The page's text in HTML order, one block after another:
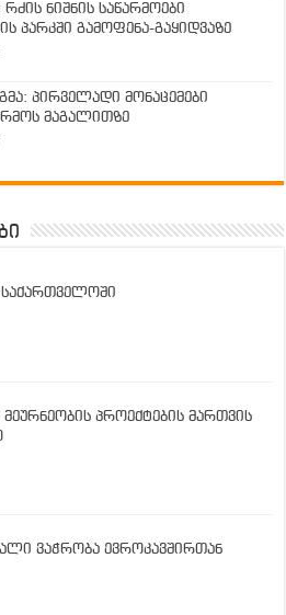
ნიშნის საწარმოები
პარკში გამოფენა-გაყიდვაზე
პირველადი მონაცემები
მაგალითზე
საქართველოში
პროექტების მართვის
ვაჭრობა ევროკავშირთან